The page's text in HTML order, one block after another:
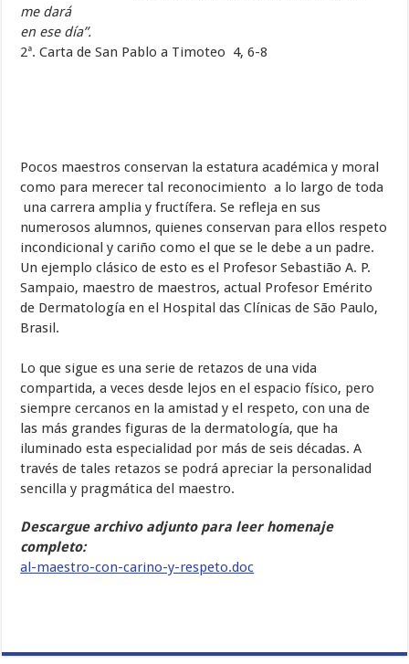
me dará
en ese día”.
2ª. Carta de San Pablo a Timoteo 4, 6-8
Pocos maestros conservan la estatura académica y moral
como para merecer tal reconocimiento a lo largo de toda
una carrera amplia y fructífera. Se refleja en sus
numerosos alumnos, quienes conservan para ellos respeto
incondicional y cariño como el que se le debe a un padre.
Un ejemplo clásico de esto es el Profesor Sebastião A. P.
Sampaio, maestro de maestros, actual Profesor Emérito
de Dermatología en el Hospital das Clínicas de São Paulo,
Brasil.
Lo que sigue es una serie de retazos de una vida
compartida, a veces desde lejos en el espacio físico, pero
siempre cercanos en la amistad y el respeto, con una de
las más grandes figuras de la dermatología, que ha
iluminado esta especialidad por más de seis décadas. A
través de tales retazos se podrá apreciar la personalidad
sencilla y pragmática del maestro.
Descargue archivo adjunto para leer homenaje
completo:
al-maestro-con-carino-y-respeto.doc